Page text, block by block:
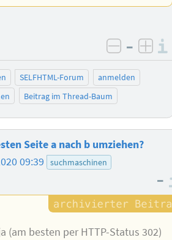
negativ
–
SELFHTML-Forum
anmelden
Beitrag im Thread-Baum
Seite a nach b umziehen?
09:39 suchmaschinen
–
(am besten per HTTP-Status 302)